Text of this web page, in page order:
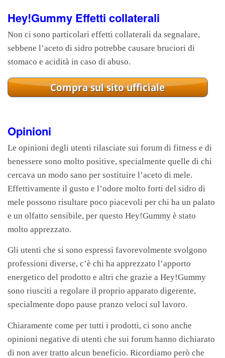
Hey!Gummy Effetti collaterali
Non ci sono particolari effetti collaterali da segnalare,
sebbene l’aceto di sidro potrebbe causare bruciori di
stomaco e acidità in caso di abuso.
Opinioni
Le opinioni degli utenti rilasciate sui forum di fitness e di
benessere sono molto positive, specialmente quelle di chi
cercava un modo sano per sostituire l’aceto di mele.
Effettivamente il gusto e l’odore molto forti del sidro di
mele possono risultare poco piacevoli per chi ha un palato
e un olfatto sensibile, per questo Hey!Gummy è stato
molto apprezzato.
Gli utenti che si sono espressi favorevolmente svolgono
professioni diverse, c’è chi ha apprezzato l’apporto
energetico del prodotto e altri che grazie a Hey!Gummy
sono riusciti a regolare il proprio apparato digerente,
specialmente dopo pause pranzo veloci sul lavoro.
Chiaramente come per tutti i prodotti, ci sono anche
opinioni negative di utenti che sui forum hanno dichiarato
di non aver tratto alcun beneficio. Ricordiamo però che